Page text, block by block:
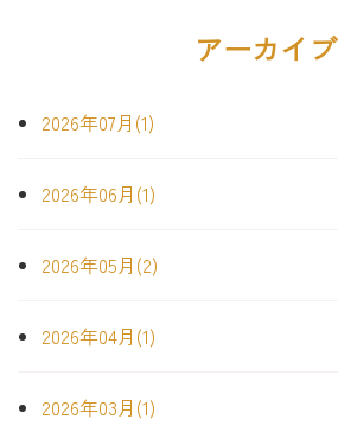
アーカイブ
2026年07月(1)
2026年06月(1)
2026年05月(2)
2026年04月(1)
2026年03月(1)